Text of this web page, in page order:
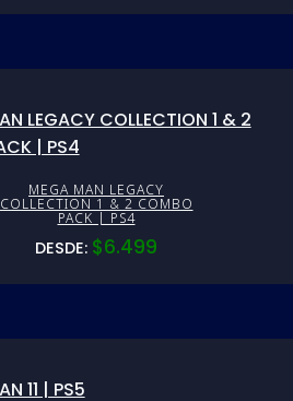
MEGA MAN LEGACY
COLLECTION 1 & 2 COMBO
PACK | PS4
DESDE: $6.499